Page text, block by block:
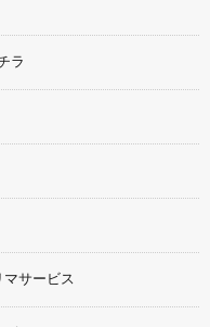
ラ
マサービス